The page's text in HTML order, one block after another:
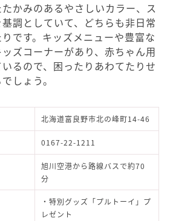
かみのあるやさしいカラー、ス
調としていて、どちらも非日常
です。キッズメニューや豊富な
ズコーナーがあり、赤ちゃん用
るので、困ったりあわてたりせ
しょう。
北海道富良野市北の峰町14-46
0167-22-1211
旭川空港から路線バスで約70
分
・特別グッズ「プルトーイ」プ
レゼント